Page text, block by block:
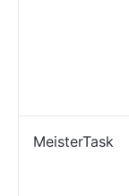
MeisterTask